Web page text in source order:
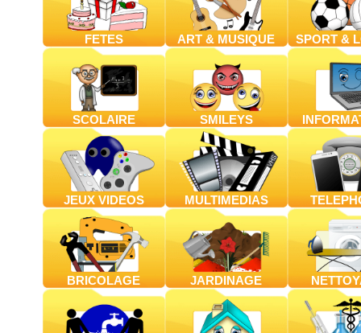
FETES ART & MUSIQUE SPORT &
SCOLAIRE SMILEYS
JEUX VIDEOS MULTIMEDIAS
BRICOLAGE JARDINAGE